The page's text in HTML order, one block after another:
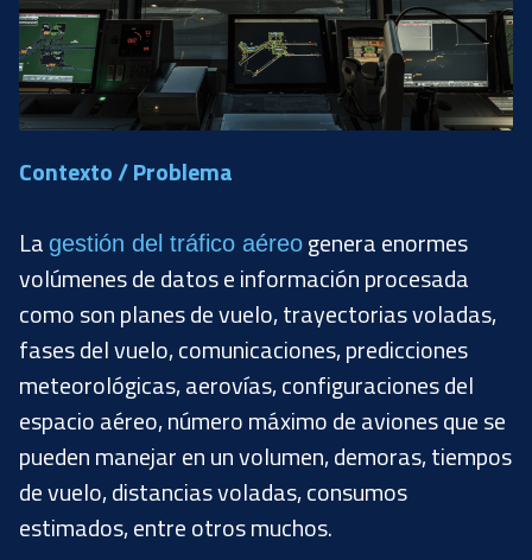
Contexto / Problema
La gestión del tráfico aéreo genera enormes
volúmenes de datos e información procesada
como son planes de vuelo, trayectorias voladas,
fases del vuelo, comunicaciones, predicciones
meteorológicas, aerovías, configuraciones del
espacio aéreo, número máximo de aviones que se
pueden manejar en un volumen, demoras, tiempos
de vuelo, distancias voladas, consumos
estimados, entre otros muchos.